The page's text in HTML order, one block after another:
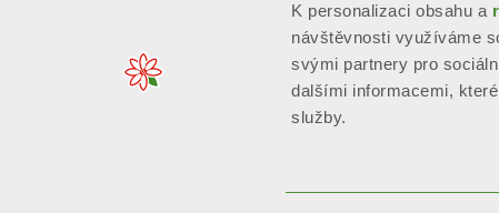
K personalizaci obsahu a
návštěvnosti využíváme
svými partnery pro
dalšími informacemi,
služby.